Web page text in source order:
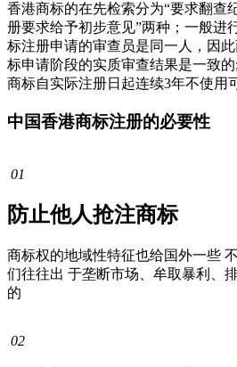
香港商标的在先检索分为“要求翻查
册要求给予初步意见”两种；一般进
标注册申请的审查员是同一人，因
标申请阶段的实质审查结果是一致的;
商标自实际注册日起连续3年不使用
中国香港商标注册的必要性
01
防止他人抢注商标
商标权的地域性特征也给国外一些
们往往出 于垄断市场、牟取暴利、
的
02